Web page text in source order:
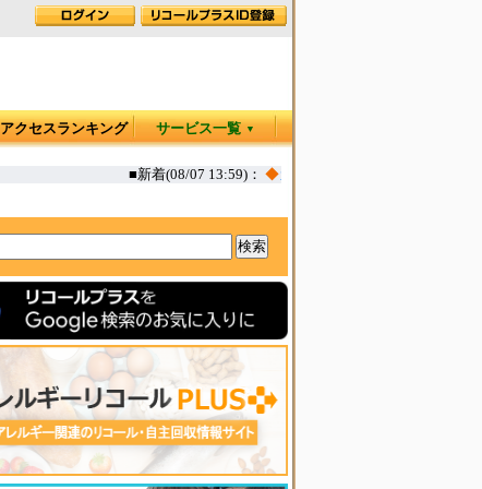
アクセスランキング サービス一覧 ▼
■新着(08/07 13:59)：◆カヤック オタリア360T 一部生地